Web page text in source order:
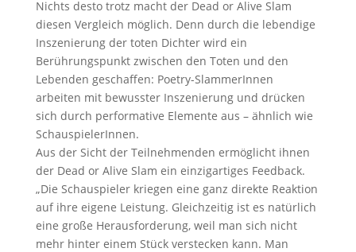
Nichts desto trotz macht der Dead or Alive Slam
diesen Vergleich möglich. Denn durch die lebendige
Inszenierung der toten Dichter wird ein
Berührungspunkt zwischen den Toten und den
Lebenden geschaffen: Poetry-SlammerInnen
arbeiten mit bewusster Inszenierung und drücken
sich durch performative Elemente aus – ähnlich wie
SchauspielerInnen.
Aus der Sicht der Teilnehmenden ermöglicht ihnen
der Dead or Alive Slam ein einzigartiges Feedback.
„Die Schauspieler kriegen eine ganz direkte Reaktion
auf ihre eigene Leistung. Gleichzeitig ist es natürlich
eine große Herausforderung, weil man sich nicht
mehr hinter einem Stück verstecken kann. Man